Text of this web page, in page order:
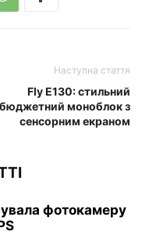
Наступна стаття
Fly E130: стильний
бюджетний моноблок з
сенсорним екраном
фотокамеру